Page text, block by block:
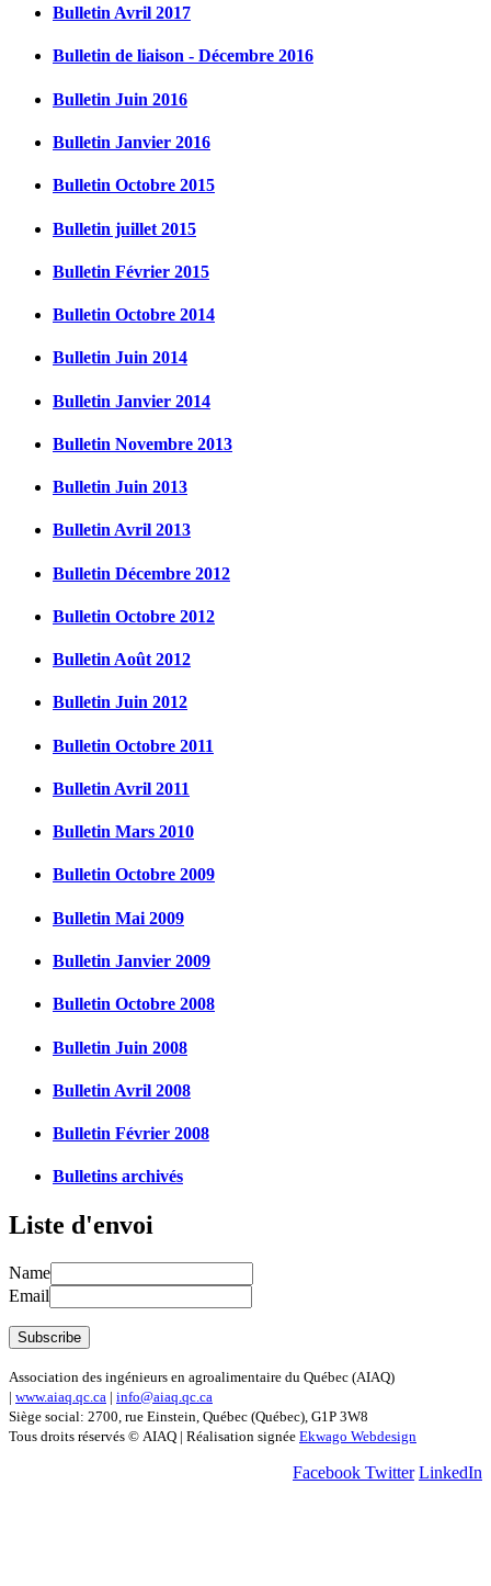
Bulletin Avril 2017
Bulletin de liaison - Décembre 2016
Bulletin Juin 2016
Bulletin Janvier 2016
Bulletin Octobre 2015
Bulletin juillet 2015
Bulletin Février 2015
Bulletin Octobre 2014
Bulletin Juin 2014
Bulletin Janvier 2014
Bulletin Novembre 2013
Bulletin Juin 2013
Bulletin Avril 2013
Bulletin Décembre 2012
Bulletin Octobre 2012
Bulletin Août 2012
Bulletin Juin 2012
Bulletin Octobre 2011
Bulletin Avril 2011
Bulletin Mars 2010
Bulletin Octobre 2009
Bulletin Mai 2009
Bulletin Janvier 2009
Bulletin Octobre 2008
Bulletin Juin 2008
Bulletin Avril 2008
Bulletin Février 2008
Bulletins archivés
Liste d'envoi
Name
Email
Association des ingénieurs en agroalimentaire du Québec (AIAQ)
| www.aiaq.qc.ca | info@aiaq.qc.ca
Siège social: 2700, rue Einstein, Québec (Québec), G1P 3W8
Tous droits réservés © AIAQ | Réalisation signée Ekwago Webdesign
Facebook Twitter LinkedIn